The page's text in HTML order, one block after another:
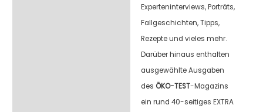
Experteninterviews, Porträts,
Fallgeschichten, Tipps,
Rezepte und vieles mehr.
Darüber hinaus enthalten
ausgewählte Ausgaben
des ÖKO-TEST-Magazins
ein rund 40-seitiges EXTRA